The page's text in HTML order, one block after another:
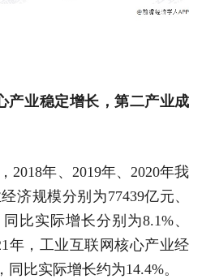
产业稳定增长，第二产业成
2018年、2019年、2020年我
济规模分别为77439亿元、
比实际增长分别为8.1%、
年，工业互联网核心产业经
比实际增长约为14.4%。